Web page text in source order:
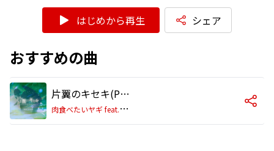
はじめから再生 シェア
おすすめの曲
片翼のキセキ(Piano ver)
肉
食べたいヤギ feat. Megpoid , GUMI